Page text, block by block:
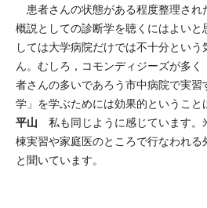
患者さんの状態がある程度整理され
概説としての診断学を聴くにはよいと
しては大学病院だけでは不十分とい
ん。むしろ，コモンディジーズが多
者さんの多いであろう市中病院で実
学」を学ぶためには効果的ということ
平山 私も同じように感じています。
棟実習や家庭医のところで行なわれ
と聞いています。